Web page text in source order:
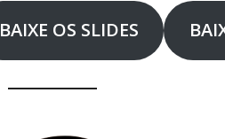
BAIXE OS SLIDES